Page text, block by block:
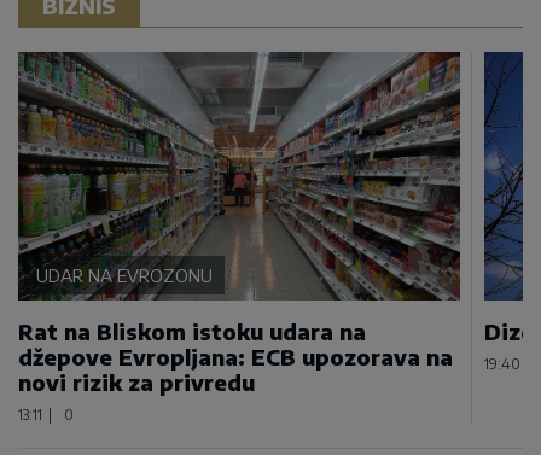
BIZNIS
UDAR NA EVROZONU
Rat na Bliskom istoku udara na
džepove Evropljana: ECB upozorava na
novi rizik za privredu
13:11 0
19:40